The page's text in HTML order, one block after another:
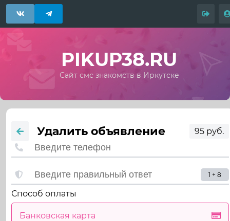
PIKUP38.RU
Сайт смс знакомств в Иркутске
Удалить объявление 95 руб.
1 + 8
Способ оплаты
Банковская карта